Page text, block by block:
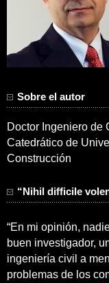
Sobre el autor
Doctor Ingeniero de
Catedrático de
Construcción
“Nihil difficile
“En mi opinión,
buen investigador,
ingeniería civil a
problemas de los